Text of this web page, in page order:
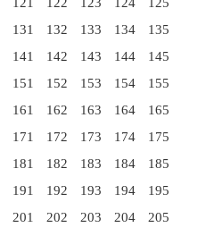
131 132 133 134
135
141 142 143 144
145
151 152 153 154
155
161 162 163 164
165
171 172 173 174
175
181 182 183 184
185
191 192 193 194
195
201 202 203 204
205